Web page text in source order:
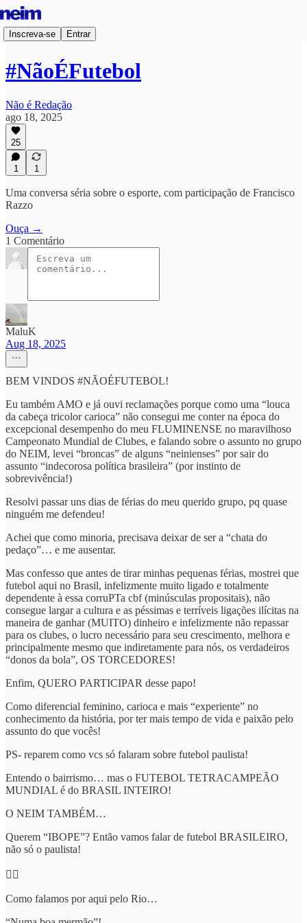
Inscreva-se Entrar
#NãoÉFutebol
Não é Redação
ago 18, 2025
25
1 1
Uma conversa séria sobre o esporte, com participação de Francisco
Razzo
Ouça →
1 Comentário
MaluK
Aug 18, 2025
BEM VINDOS #NÃOÉFUTEBOL!
Eu também AMO e já ouvi reclamações porque como uma “louca
da cabeça tricolor carioca” não consegui me conter na época do
excepcional desempenho do meu FLUMINENSE no maravilhoso
Campeonato Mundial de Clubes, e falando sobre o assunto no grupo
do NEIM, levei “broncas” de alguns “neinienses” por sair do
assunto “indecorosa política brasileira” (por instinto de
sobrevivência!)
Resolvi passar uns dias de férias do meu querido grupo, pq quase
ninguém me defendeu!
Achei que como minoria, precisava deixar de ser a “chata do
pedaço”… e me ausentar.
Mas confesso que antes de tirar minhas pequenas férias, mostrei que
futebol aqui no Brasil, infelizmente muito ligado e totalmente
dependente à essa corruPTa cbf (minúsculas propositais), não
consegue largar a cultura e as péssimas e terríveis ligações ilícitas na
maneira de ganhar (MUITO) dinheiro e infelizmente não repassar
para os clubes, o lucro necessário para seu crescimento, melhora e
principalmente mesmo que indiretamente para nós, os verdadeiros
“donos da bola”, OS TORCEDORES!
Enfim, QUERO PARTICIPAR desse papo!
Como diferencial feminino, carioca e mais “experiente” no
conhecimento da história, por ter mais tempo de vida e paixão pelo
assunto do que vocês!
PS- reparem como vcs só falaram sobre futebol paulista!
Entendo o bairrismo… mas o FUTEBOL TETRACAMPEÃO
MUNDIAL é do BRASIL INTEIRO!
O NEIM TAMBÉM…
Querem “IBOPE”? Então vamos falar de futebol BRASILEIRO,
não só o paulista!
👇🏼
Como falamos por aqui pelo Rio…